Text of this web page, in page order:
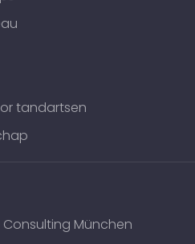
tandartsen
Consulting München